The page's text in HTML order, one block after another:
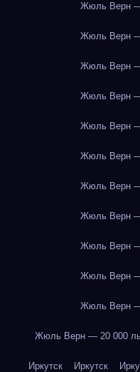
Жюль Верн —
Жюль Верн —
Жюль Верн —
Жюль Верн —
Жюль Верн —
Жюль Верн —
Жюль Верн —
Жюль Верн —
Жюль Верн —
Жюль Верн —
Жюль Верн —
Жюль Верн — 20 000
Иркутск Иркутск